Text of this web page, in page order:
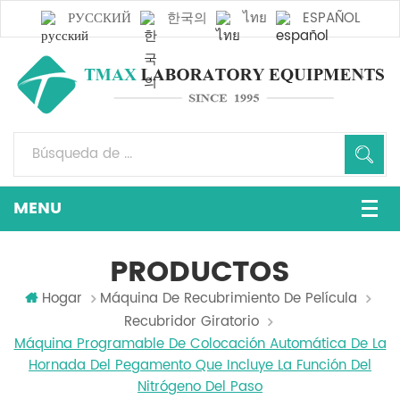
РУССКИЙ 한국의 ไทย ESPAÑOL
PRODUCTOS
Hogar
Máquina De Recubrimiento De Película
Recubridor Giratorio
Máquina Programable De Colocación Automática De La
Hornada Del Pegamento Que Incluye La Función Del
Nitrógeno Del Paso